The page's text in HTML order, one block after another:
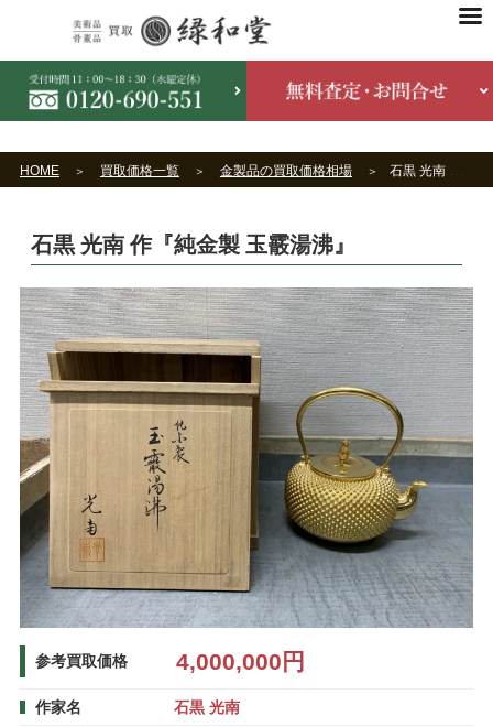
HOME 買取価格一覧 金製品の買取価格相場 石黒 光南 作『純金製 玉霰湯沸』
石黒 光南 作『純金製 玉霰湯沸』
参考買取価格 4,000,000円
作家名 石黒 光南